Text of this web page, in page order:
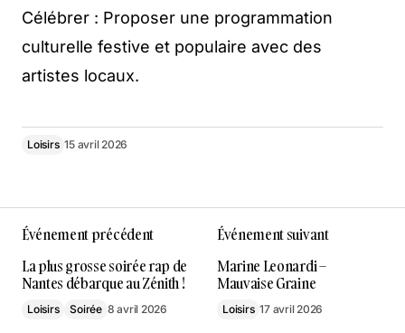
Célébrer : Proposer une programmation
culturelle festive et populaire avec des
artistes locaux.
Loisirs 15 avril 2026
Événement précédent
La plus grosse soirée rap de
Nantes débarque au Zénith !
Loisirs Soirée 8 avril 2026
Événement suivant
Marine Leonardi –
Mauvaise Graine
Loisirs 17 avril 2026